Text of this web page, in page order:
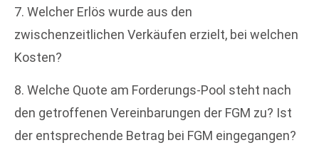
7. Welcher Erlös wurde aus den
zwischenzeitlichen Verkäufen erzielt, bei welchen
Kosten?
8. Welche Quote am Forderungs-Pool steht nach
den getroffenen Vereinbarungen der FGM zu? Ist
der entsprechende Betrag bei FGM eingegangen?